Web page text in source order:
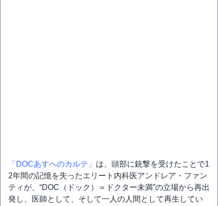
「DOCあすへのカルテ」 は、頭部に銃撃を受けたことで1
2年間の記憶を失ったエリート内科医アンドレア・ファン
ティが、“DOC（ドック）＝ドクター未満”の立場から再出
発し、医師として、そして一人の人間として再生してい